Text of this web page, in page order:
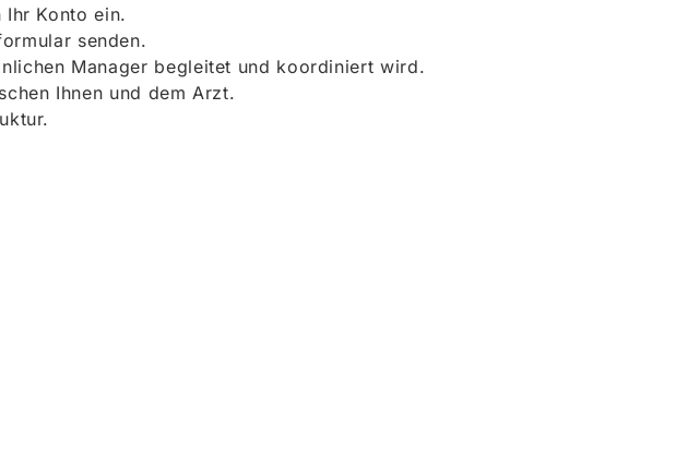
Konto ein.
senden.
Manager begleitet und koordiniert wird.
Ihnen und dem Arzt.